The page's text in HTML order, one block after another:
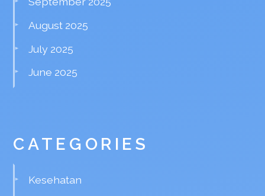
August 2025
July 2025
June 2025
CATEGORIES
Kesehatan